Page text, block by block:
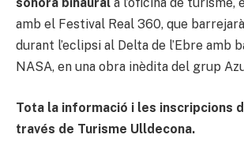
sonora binaural a l’oficina de turisme,
amb el Festival Real 360, que
durant l’eclipsi al Delta de l’Ebre amb
NASA, en una obra inèdita del grup
Tota la informació i les inscripcions
través de Turisme Ulldecona.